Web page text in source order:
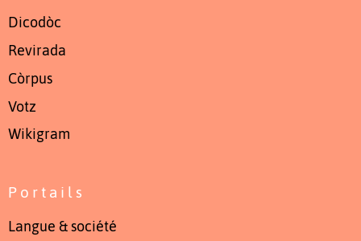
Dicodòc
Revirada
Còrpus
Votz
Wikigram
Portails
Langue & société